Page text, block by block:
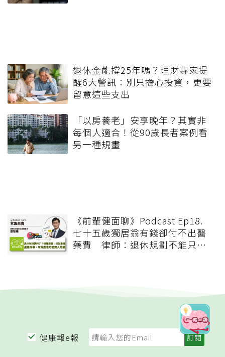
退休金能撐25年嗎？理財專家提
醒6大警訊：別只擔心投資，更要
留意這些支出
「以房養老」安享晚年？其實非
每個人適合！從90歲長者案例看
另一種規畫
《前輩健面聊》Podcast Ep18.
七十五歲獨居翁有錢卻付不出醫
藥費 律師：退休規劃不能只有
健康報e報